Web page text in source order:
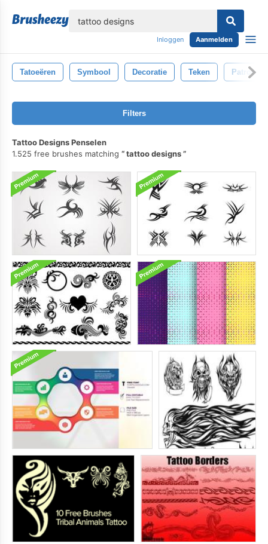
Inloggen Aanmelden
Tatoeëren Symbool Decoratie Teken Patroon
Filters
Tattoo Designs Penselen
1.525 free brushes matching
tattoo designs